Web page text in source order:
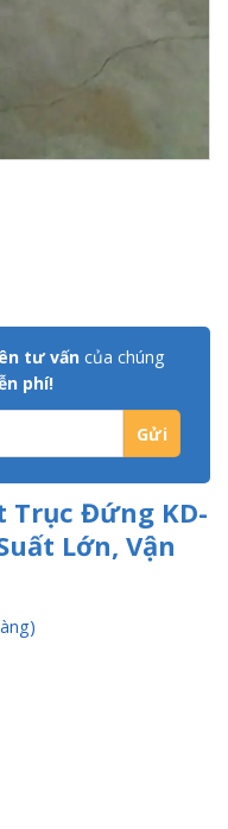
tư vấn của chúng
phí!
Trục Đứng KD-
Lớn, Vận